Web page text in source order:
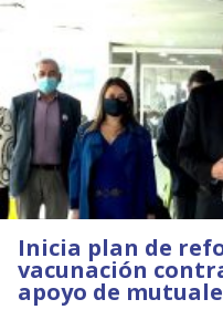
Inicia plan de
vacunación
apoyo de